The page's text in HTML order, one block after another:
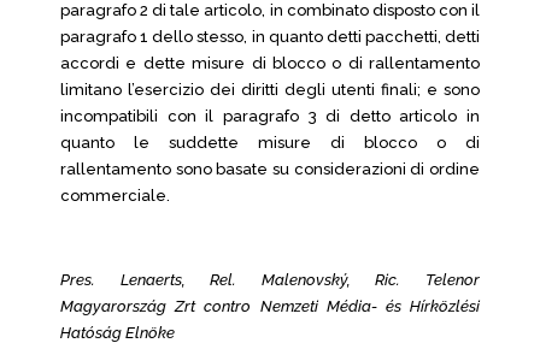
paragrafo 2 di tale articolo, in combinato disposto con il
paragrafo 1 dello stesso, in quanto detti pacchetti, detti
accordi e dette misure di blocco o di rallentamento
limitano l’esercizio dei diritti degli utenti finali; e sono
incompatibili con il paragrafo 3 di detto articolo in
quanto le suddette misure di blocco o di
rallentamento sono basate su considerazioni di ordine
commerciale.
Pres. Lenaerts, Rel. Malenovský, Ric. Telenor
Magyarország Zrt contro Nemzeti Média- és Hírközlési
Hatóság Elnöke